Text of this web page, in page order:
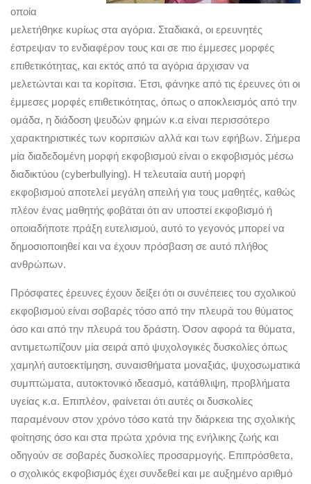
οποία
μελετήθηκε κυρίως στα αγόρια. Σταδιακά, οι ερευνητές
έστρεψαν το ενδιαφέρον τους και σε πιο έμμεσες μορφές
επιθετικότητας, και εκτός από τα αγόρια άρχισαν να
μελετώνται και τα κορίτσια. Έτσι, φάνηκε από τις έρευνες ότι οι
έμμεσες μορφές επιθετικότητας, όπως ο αποκλεισμός από την
ομάδα, η διάδοση ψευδών φημών κ.α είναι περισσότερο
χαρακτηριστικές των κοριτσιών αλλά και των εφήβων. Σήμερα
μία διαδεδομένη μορφή εκφοβισμού είναι ο εκφοβισμός μέσω
διαδικτύου (cyberbullying). Η τελευταία αυτή μορφή
εκφοβισμού αποτελεί μεγάλη απειλή για τους μαθητές, καθώς
πλέον ένας μαθητής φοβάται ότι αν υποστεί εκφοβισμό ή
οποιαδήποτε πράξη ευτελισμού, αυτό το γεγονός μπορεί να
δημοσιοποιηθεί και να έχουν πρόσβαση σε αυτό πλήθος
ανθρώπων.
Πρόσφατες έρευνες έχουν δείξει ότι οι συνέπειες του σχολικού
εκφοβισμού είναι σοβαρές τόσο από την πλευρά του θύματος
όσο και από την πλευρά του δράστη. Όσον αφορά τα θύματα,
αντιμετωπίζουν μία σειρά από ψυχολογικές δυσκολίες όπως
χαμηλή αυτοεκτίμηση, συναισθήματα μοναξιάς, ψυχοσωματικά
συμπτώματα, αυτοκτονικό ιδεασμό, κατάθλιψη, προβλήματα
υγείας κ.α. Επιπλέον, φαίνεται ότι αυτές οι δυσκολίες
παραμένουν στον χρόνο τόσο κατά την διάρκεια της σχολικής
φοίτησης όσο και στα πρώτα χρόνια της ενήλικης ζωής και
οδηγούν σε σοβαρές δυσκολίες προσαρμογής. Επιπρόσθετα,
ο σχολικός εκφοβισμός έχει συνδεθεί και με αυξημένο αριθμό